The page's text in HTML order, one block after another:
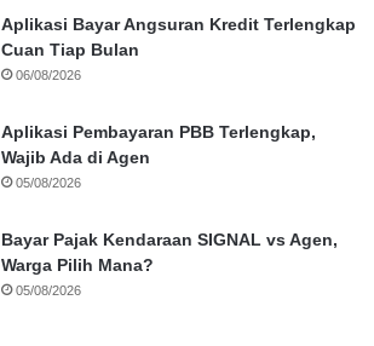
Aplikasi Bayar Angsuran Kredit Terlengkap
Cuan Tiap Bulan
06/08/2026
Aplikasi Pembayaran PBB Terlengkap,
Wajib Ada di Agen
05/08/2026
Bayar Pajak Kendaraan SIGNAL vs Agen,
Warga Pilih Mana?
05/08/2026